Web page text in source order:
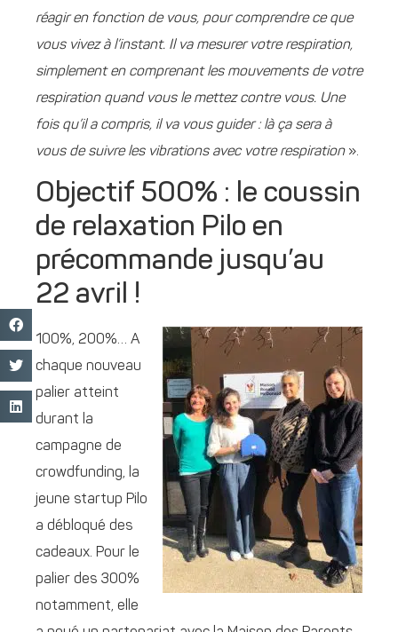
réagir en fonction de vous, pour comprendre ce que
vous vivez à l’instant. Il va mesurer votre respiration,
simplement en comprenant les mouvements de votre
respiration quand vous le mettez contre vous. Une
fois qu’il a compris, il va vous guider : là ça sera à
vous de suivre les vibrations avec votre respiration».
Objectif 500% : le coussin
de relaxation Pilo en
précommande jusqu’au
22 avril !
100%, 200%… A
chaque nouveau
palier atteint
durant la
campagne de
crowdfunding, la
jeune startup Pilo
a débloqué des
cadeaux. Pour le
palier des 300%
notamment, elle